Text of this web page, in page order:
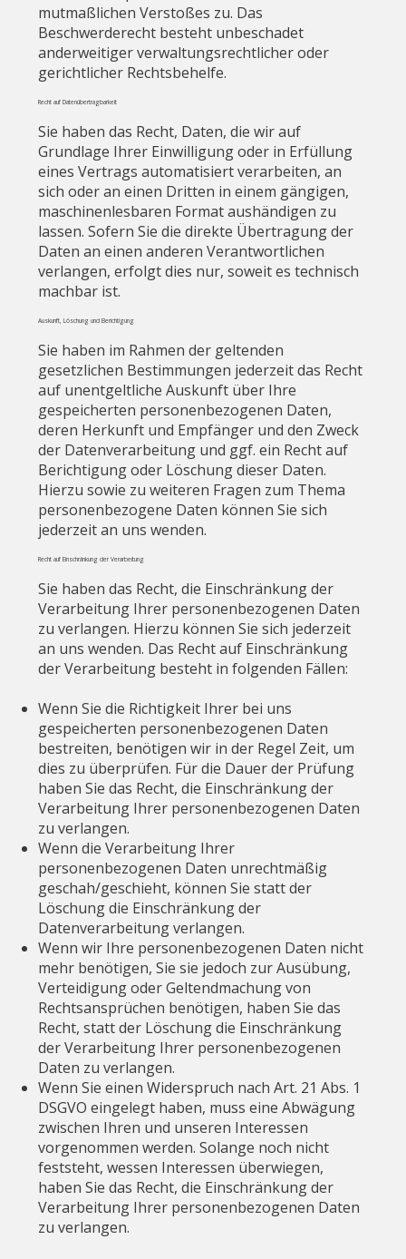
mutmaßlichen Verstoßes zu. Das
Beschwerderecht besteht unbeschadet
anderweitiger verwaltungsrechtlicher oder
gerichtlicher Rechtsbehelfe.
Recht auf Datenübertragbarkeit
Sie haben das Recht, Daten, die wir auf
Grundlage Ihrer Einwilligung oder in Erfüllung
eines Vertrags automatisiert verarbeiten, an
sich oder an einen Dritten in einem gängigen,
maschinenlesbaren Format aushändigen zu
lassen. Sofern Sie die direkte Übertragung der
Daten an einen anderen Verantwortlichen
verlangen, erfolgt dies nur, soweit es technisch
machbar ist.
Auskunft, Löschung und Berichtigung
Sie haben im Rahmen der geltenden
gesetzlichen Bestimmungen jederzeit das Recht
auf unentgeltliche Auskunft über Ihre
gespeicherten personenbezogenen Daten,
deren Herkunft und Empfänger und den Zweck
der Datenverarbeitung und ggf. ein Recht auf
Berichtigung oder Löschung dieser Daten.
Hierzu sowie zu weiteren Fragen zum Thema
personenbezogene Daten können Sie sich
jederzeit an uns wenden.
Recht auf Einschränkung der Verarbeitung
Sie haben das Recht, die Einschränkung der
Verarbeitung Ihrer personenbezogenen Daten
zu verlangen. Hierzu können Sie sich jederzeit
an uns wenden. Das Recht auf Einschränkung
der Verarbeitung besteht in folgenden Fällen:
Wenn Sie die Richtigkeit Ihrer bei uns
gespeicherten personenbezogenen Daten
bestreiten, benötigen wir in der Regel Zeit, um
dies zu überprüfen. Für die Dauer der Prüfung
haben Sie das Recht, die Einschränkung der
Verarbeitung Ihrer personenbezogenen Daten
zu verlangen.
Wenn die Verarbeitung Ihrer
personenbezogenen Daten unrechtmäßig
geschah/geschieht, können Sie statt der
Löschung die Einschränkung der
Datenverarbeitung verlangen.
Wenn wir Ihre personenbezogenen Daten nicht
mehr benötigen, Sie sie jedoch zur Ausübung,
Verteidigung oder Geltendmachung von
Rechtsansprüchen benötigen, haben Sie das
Recht, statt der Löschung die Einschränkung
der Verarbeitung Ihrer personenbezogenen
Daten zu verlangen.
Wenn Sie einen Widerspruch nach Art. 21 Abs. 1
DSGVO eingelegt haben, muss eine Abwägung
zwischen Ihren und unseren Interessen
vorgenommen werden. Solange noch nicht
feststeht, wessen Interessen überwiegen,
haben Sie das Recht, die Einschränkung der
Verarbeitung Ihrer personenbezogenen Daten
zu verlangen.